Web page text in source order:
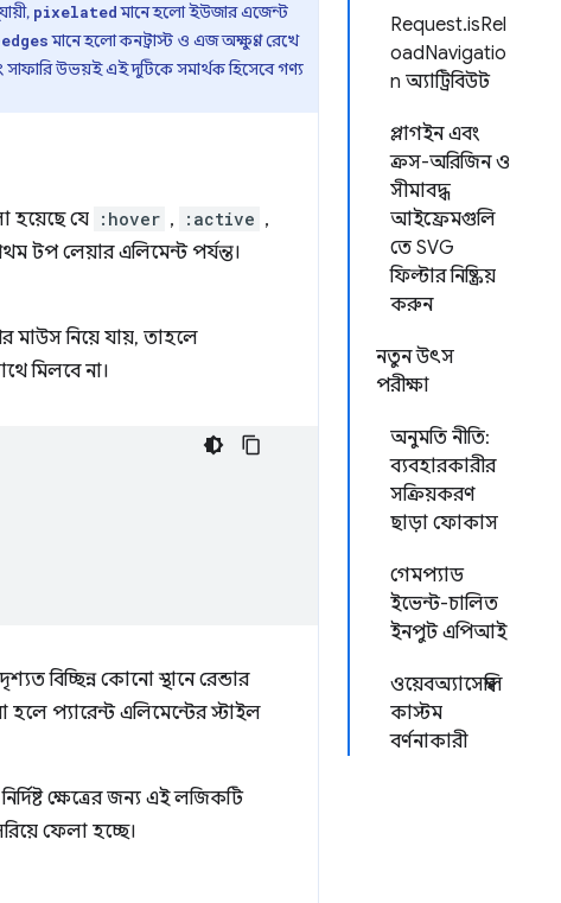
Request.isRel
oadNavigatio
n অ্যাট্রিবিউট
প্লাগইন এবং
ক্রস-অরিজিন ও
সীমাবদ্ধ
আইফ্রেমগুলি
তে SVG
ফিল্টার নিষ্ক্রিয়
করুন
নতুন উৎস
পরীক্ষা
অনুমতি নীতি:
ব্যবহারকারীর
সক্রিয়করণ
ছাড়া ফোকাস
গেমপ্যাড
ইভেন্ট-চালিত
ইনপুট এপিআই
ওয়েবঅ্যাসেম্বলি
কাস্টম
বর্ণনাকারী
pixelatedমানে হলো ইউজার এজেন্ট
মানে হলো কনট্রাস্ট ও এজ অক্ষুণ্ণ রেখে
সাফারি উভয়ই এই দুটিকে সমার্থক হিসেবে গণ্য
হয়েছে যে :hover , :active ,
টপ লেয়ার এলিমেন্ট পর্যন্ত।
মাউস নিয়ে যায়, তাহলে
মিলবে না।
বিচ্ছিন্ন কোনো স্থানে রেন্ডার
প্যারেন্ট এলিমেন্টের স্টাইল
ক্ষেত্রের জন্য এই লজিকটি
ফেলা হচ্ছে।